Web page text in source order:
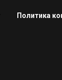
Политика